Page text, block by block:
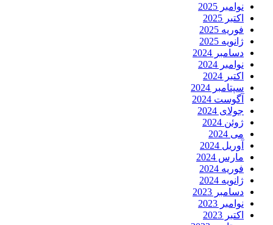
نوامبر 2025
اکتبر 2025
فوریه 2025
ژانویه 2025
دسامبر 2024
نوامبر 2024
اکتبر 2024
سپتامبر 2024
آگوست 2024
جولای 2024
ژوئن 2024
می 2024
آوریل 2024
مارس 2024
فوریه 2024
ژانویه 2024
دسامبر 2023
نوامبر 2023
اکتبر 2023